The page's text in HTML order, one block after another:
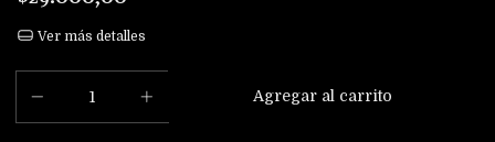
Ver más detalles